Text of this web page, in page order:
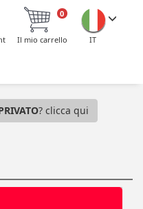
IT
0
Il mio carrello
? clicca qui